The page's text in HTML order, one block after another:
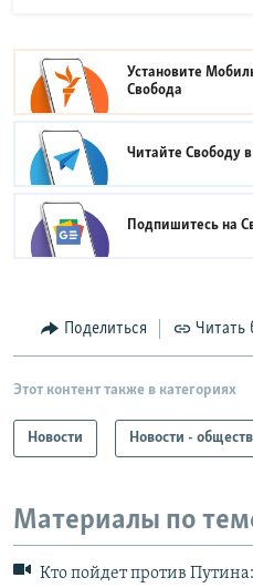
Установите
Свобода
Читайте Свободу
Подпишитесь на
Поделиться Читать
Этот контент также в категориях
Новости Новости -
Материалы по
Кто пойдет против